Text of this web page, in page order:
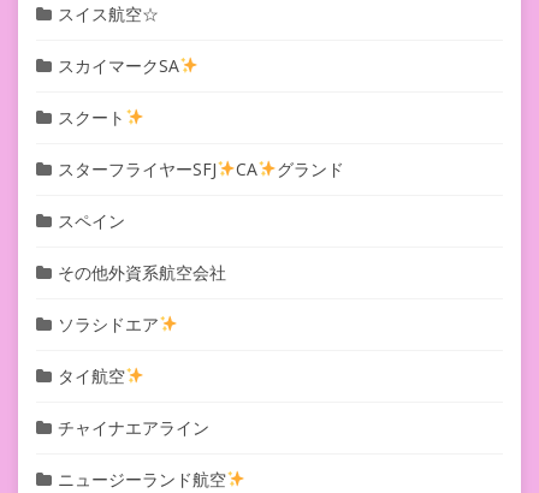
スイス航空☆
スカイマークSA
スクート
スターフライヤーSFJ CA グランド
スペイン
その他外資系航空会社
ソラシドエア
タイ航空
チャイナエアライン
ニュージーランド航空